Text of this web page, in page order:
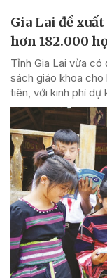
Gia Lai đề
hơn 182.000
Tỉnh Gia Lai vừa
sách giáo khoa cho
tiên, với kinh phí dự